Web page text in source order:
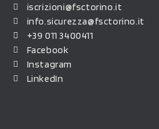
iscrizioni@fsctorino.it
info.sicurezza@fsctorino.it
+39 011 3400411
Facebook
Instagram
LinkedIn